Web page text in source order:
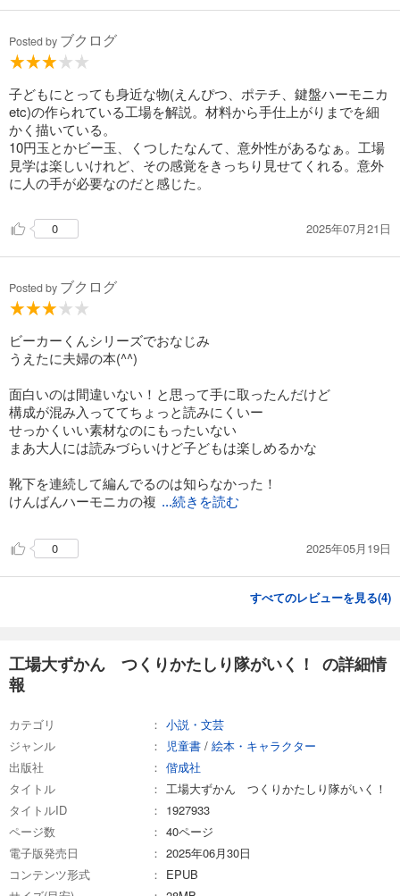
Posted by ブクログ
子どもにとっても身近な物(えんぴつ、ポテチ、鍵盤ハーモニカ
etc)の作られている工場を解説。材料から手仕上がりまでを細
かく描いている。
10円玉とかビー玉、くつしたなんて、意外性があるなぁ。工場
見学は楽しいけれど、その感覚をきっちり見せてくれる。意外
に人の手が必要なのだと感じた。
0 2025年07月21日
Posted by ブクログ
ビーカーくんシリーズでおなじみ
うえたに夫婦の本(^^)
面白いのは間違いない！と思って手に取ったんだけど
構成が混み入っててちょっと読みにくいー
せっかくいい素材なのにもったいない
まあ大人には読みづらいけど子どもは楽しめるかな
靴下を連続して編んでるのは知らなかった！
けんばんハーモニカの複 ...続きを読む
0 2025年05月19日
すべてのレビューを見る(4)
工場大ずかん つくりかたしり隊がいく！ の詳細情
報
カテゴリ
小説・文芸
ジャンル
児童書 / 絵本・キャラクター
出版社
偕成社
タイトル
工場大ずかん つくりかたしり隊がいく！
タイトルID
1927933
ページ数
40ページ
電子版発売日
2025年06月30日
コンテンツ形式
EPUB